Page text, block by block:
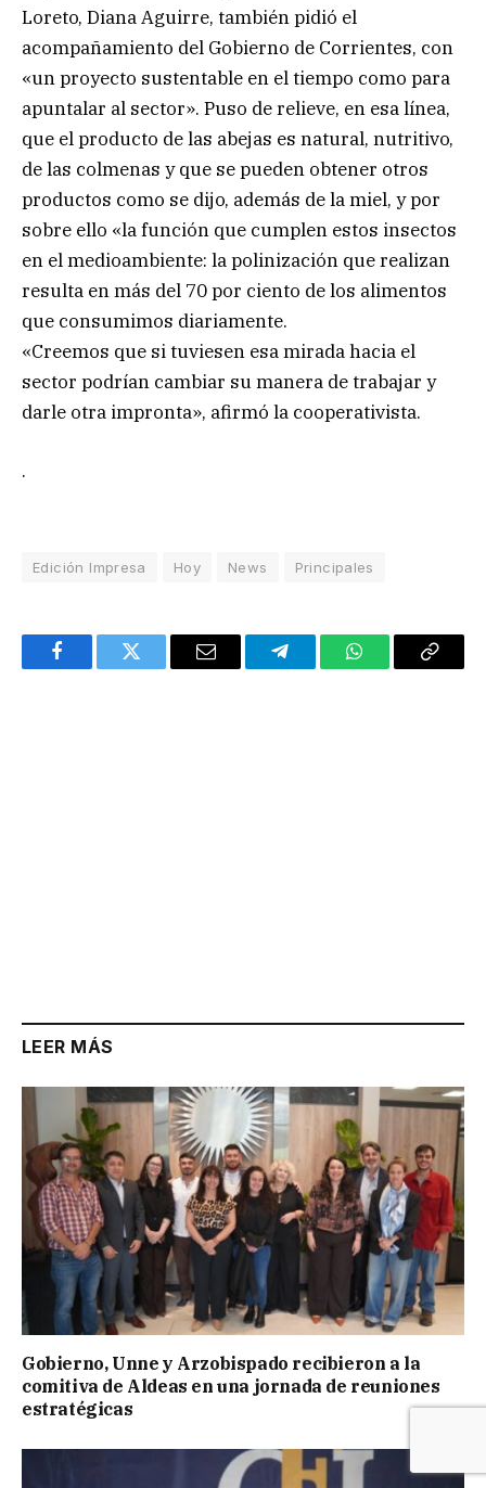
Loreto, Diana Aguirre, también pidió el
acompañamiento del Gobierno de Corrientes, con
«un proyecto sustentable en el tiempo como para
apuntalar al sector». Puso de relieve, en esa línea,
que el producto de las abejas es natural, nutritivo,
de las colmenas y que se pueden obtener otros
productos como se dijo, además de la miel, y por
sobre ello «la función que cumplen estos insectos
en el medioambiente: la polinización que realizan
resulta en más del 70 por ciento de los alimentos
que consumimos diariamente.
«Creemos que si tuviesen esa mirada hacia el
sector podrían cambiar su manera de trabajar y
darle otra impronta», afirmó la cooperativista.
.
Edición Impresa Hoy News Principales
FacebookTwitter Email TelegramWhatsAppCopy
LEER MÁS
Gobierno, Unne y Arzobispado recibieron a la
comitiva de Aldeas en una jornada de reuniones
estratégicas